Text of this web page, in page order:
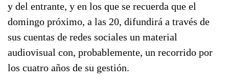
y del entrante, y en los que se recuerda que el
domingo próximo, a las 20, difundirá a través de
sus cuentas de redes sociales un material
audiovisual con, probablemente, un recorrido por
los cuatro años de su gestión.